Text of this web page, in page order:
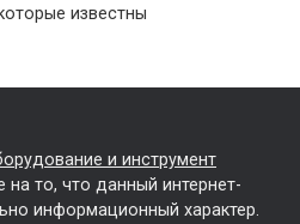
известны
и инструмент
то, что данный интернет-
информационный характер.